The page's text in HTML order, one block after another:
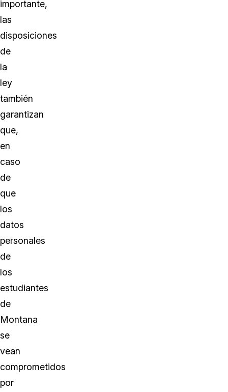
importante,
las
disposiciones
de
la
ley
también
garantizan
que,
en
caso
de
que
los
datos
personales
de
los
estudiantes
de
Montana
se
vean
comprometidos
por